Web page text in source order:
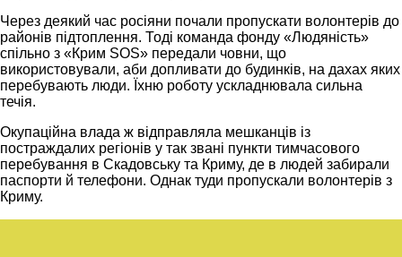
Через деякий час росіяни почали пропускати волонтерів до
районів підтоплення. Тоді команда фонду «Людяність»
спільно з «Крим SOS» передали човни, що
використовували, аби допливати до будинків, на дахах яких
перебувають люди. Їхню роботу ускладнювала сильна
течія.
Окупаційна влада ж відправляла мешканців із
постраждалих регіонів у так звані пункти тимчасового
перебування в Скадовську та Криму, де в людей забирали
паспорти й телефони. Однак туди пропускали волонтерів з
Криму.